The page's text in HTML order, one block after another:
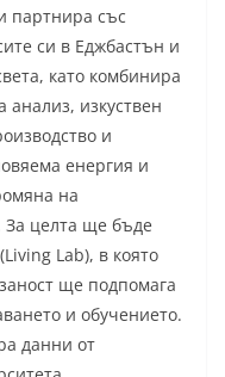
партнира със
си в Еджбастън и
като комбинира
анализ, изкуствен
и
енергия и
на
За целта ще бъде
Lab), в която
ще подпомага
и обучението.
данни от